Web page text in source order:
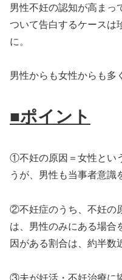
男性不妊の認知が高まっ
ついて告白するケースは
に。
男性からも女性からも多
■ポイント
①不妊の原因＝女性とい
うが、男性も当事者意識
②不妊症のうち、不妊の
は、男性のみにある場合
因がある割合は、約半数
③夫が妊活・不妊治療に